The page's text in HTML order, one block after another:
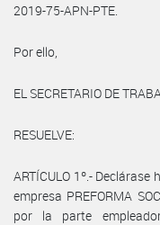
2019-75-APN-PTE.
Por ello,
EL SECRETARIO DE
RESUELVE:
ARTÍCULO 1º.-
empresa PREFORMA
por la parte